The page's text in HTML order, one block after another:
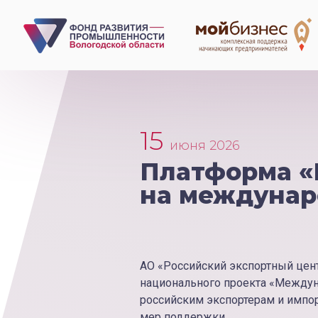
15 июня 2026
Платформа
на
АО «Российский экспортный
национального проекта
российским экспортерам и